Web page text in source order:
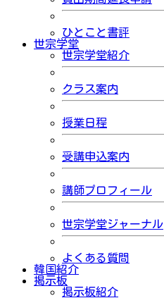
ひとこと書評
世宗学堂
世宗学堂紹介
クラス案内
授業日程
受講申込案内
講師プロフィール
世宗学堂ジャーナル
よくある質問
韓国紹介
掲示板
掲示板紹介